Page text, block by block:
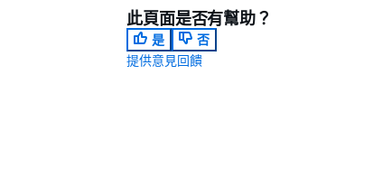
此頁面是否有幫助？
是
否
提供意見回饋